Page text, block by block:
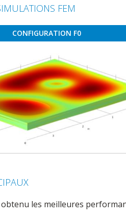
FEM
CONFIGURATION F0
obtenu les meilleures